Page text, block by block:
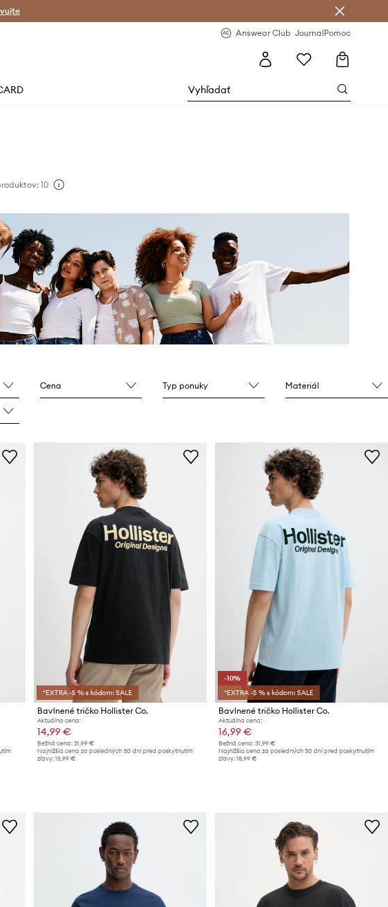
Answear Club JournalPomoc
10
Cena Typ ponuky Materiál
*EXTRA -5 % s kódom: SALE
Bavlnené tričko Hollister Co.
Aktuálna cena:
14,99 €
Bežná cena: 31,99 €
Najnižšia cena za posledných 30 dní pred poskytnutím
zľavy: 15,99 €
-10%
*EXTRA -5 % s kódom: SALE
Bavlnené tričko Hollister Co.
Aktuálna cena:
16,99 €
Bežná cena: 31,99 €
Najnižšia cena za posledných 30 dní pred poskytnutím
zľavy: 18,99 €